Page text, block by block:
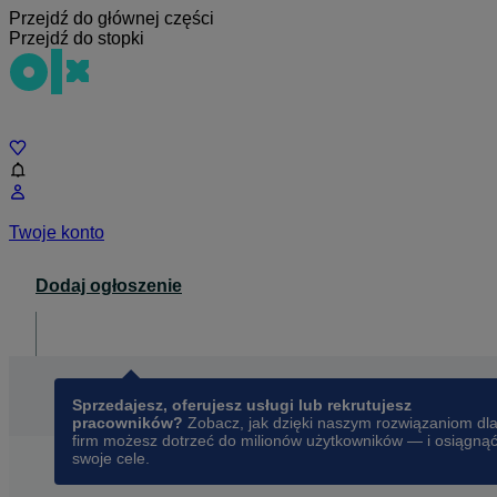
Przejdź do głównej części
Przejdź do stopki
Twoje konto
Dodaj ogłoszenie
Sprzedajesz, oferujesz usługi lub rekrutujesz
pracowników? Zobacz, jak dzięki naszym rozwiązaniom dla
firm możesz dotrzeć do milionów użytkowników — i osiągnąć
swoje cele.